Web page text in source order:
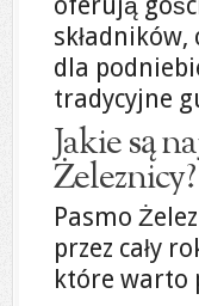
dla
tradycyjne
Jakie są
Żeleznicy?
Pasmo
przez cały
które warto